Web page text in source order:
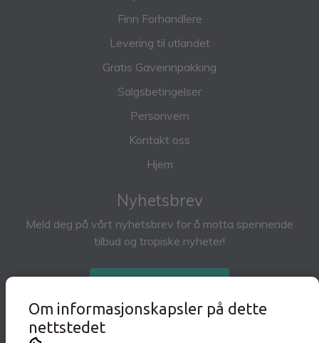
Om informasjonskapsler på dette
nettstedet
Finn Forhandlere
Levering til utlandet
Gratis Gaveinnpakking
Salgsbetingelser
Personvern
Kontakt oss
Hjem
Nyhetsbrev
Meld deg på vårt nyhetsbrev for å motta spennende
tilbud og tropiske nyheter!